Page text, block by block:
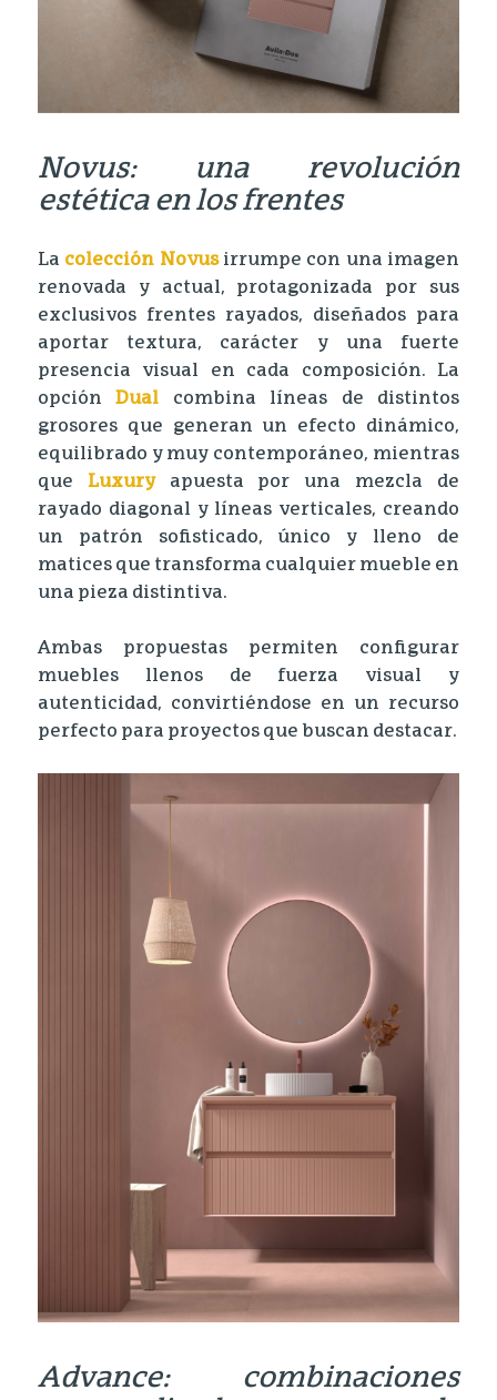
Novus: una revolución
estética en los frentes
La colección Novusirrumpe con una imagen
renovada y actual, protagonizada por sus
exclusivos frentes rayados, diseñados para
aportar textura, carácter y una fuerte
presencia visual en cada composición. La
opciónDual combina líneas de distintos
grosores que generan un efecto dinámico,
equilibrado y muy contemporáneo, mientras
que Luxuryapuesta por una mezcla de
rayado diagonal y líneas verticales, creando
un patrón sofisticado, único y lleno de
matices que transforma cualquier mueble en
una pieza distintiva.
Ambas propuestas permiten configurar
muebles llenos de fuerza visual y
autenticidad, convirtiéndose en un recurso
perfecto para proyectos que buscan destacar.
Advance: combinaciones